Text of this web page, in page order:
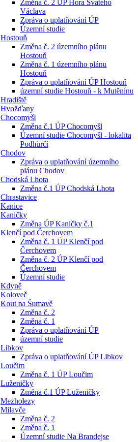
Změna č. 2 ÚP Hora Svatého
Václava
Zpráva o uplatňování ÚP
Územní studie
Hostouň
Změna č. 2 územního plánu
Hostouň
Změna č. 1 územního plánu
Hostouň
Zpráva o uplatňování ÚP Hostouň
územní studie Hostouň - k Mutěnínu
Hradiště
Hvožďany
Chocomyšl
Změna č.1 ÚP Chocomyšl
Územní studie Chocomyšl - lokalita
Podhůrčí
Chodov
Zpráva o uplatňování územního
plánu Chodov
Chodská Lhota
Změna č.1 ÚP Chodská Lhota
Chrastavice
Kanice
Kaničky
Změna ÚP Kaničky č.1
Klenčí pod Čerchovem
Změna č. 1 ÚP Klenčí pod
Čerchovem
Změna č. 2 ÚP Klenčí pod
Čerchovem
Územní studie
Kdyně
Koloveč
Kout na Šumavě
Změna č. 2
Změna č. 1
Zpráva o uplatňování ÚP
územní studie
Libkov
Zpráva o uplatňování ÚP Libkov
Loučim
Změna č. 1 ÚP Loučim
Luženičky
Změna č.1 ÚP Luženičky
Mezholezy
Milavče
Změna č. 2
Změna č. 1
Územní studie Na Brandejse